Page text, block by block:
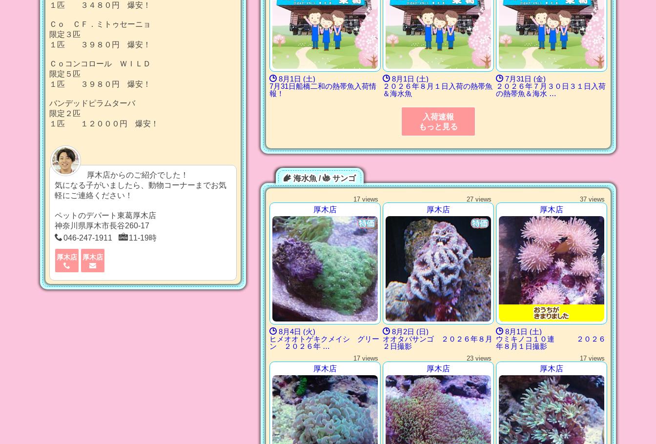
１匹 ３４８０円 爆安！
Ｃｏ ＣＦ．ミトゥセーニョ
限定３匹
１匹 ３９８０円 爆安！
Ｃｏコンコロール ＷＩＬＤ
限定５匹
１匹 ３９８０円 爆安！
バンデッドピラムターバ
限定２匹
１匹 １２０００円 爆安！
厚木店からのご紹介でした！
気になる子がいましたら、動物コーナーまでお気
軽にご連絡ください！
ペットのデパート東葛厚木店
神奈川県厚木市長谷260-17
046-247-1911
11-19時
厚木店 厚木店
8月1日 (土)
7月31日船橋二和の熱帯魚入荷情
報！
8月1日 (土)
２０２６年８月１日入荷の熱帯魚
＆海水魚
7月31日 (金)
２０２６年７月３０日３１日入荷
の熱帯魚＆海水 …
入荷速報
もっと見る
海水魚 / サンゴ
17 views
厚木店
8月4日 (火)
ヒメオオトゲキクメイシ グリー
ン ２０２６年 …
27 views
厚木店
8月2日 (日)
オオタバサンゴ ２０２６年８月
２日撮影
37 views
厚木店
8月1日 (土)
ウミキノコ１０連 ２０２６
年８月１日撮影
17 views
厚木店
23 views
厚木店
17 views
厚木店